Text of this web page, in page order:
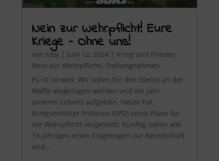
Nein zur Wehrpflicht! Eure
Kriege – Ohne uns!
von sdaj | Juni 12, 2024| Krieg und Frieden,
Nein zur Wehrpflicht!, Stellungnahmen
Es ist so weit: Wir sollen für den Dienst an der
Waffe eingezogen werden und ein Jahr
unseres Lebens aufgeben. Heute hat
Kriegsminister Pistorius (SPD) seine Pläne für
die Wehrpflicht vorgestellt: Künftig sollen alle
18-Jährigen einen Fragebogen zur Bereitschaft
und...